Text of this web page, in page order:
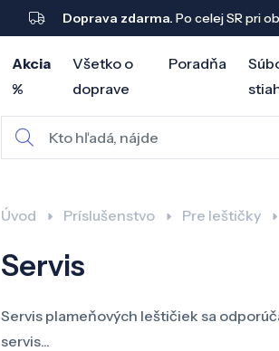
Doprava zdarma. Po celej SR pri
Akcia
%
Všetko o
doprave
Poradňa
Úvod Príslušenstvo Pre leštičky
Servis
Servis plameňových leštičiek sa
servis...